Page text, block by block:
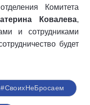
Комитета
Ковалева,
и сотрудниками
будет
#СвоихНеБросаем